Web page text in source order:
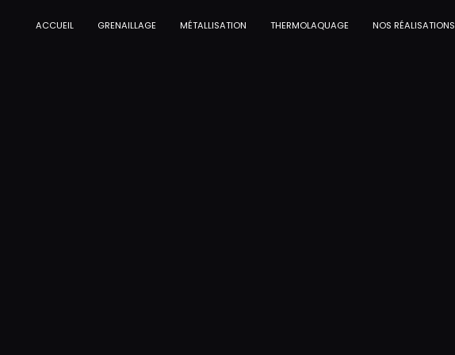
ACCUEIL GRENAILLAGE MÉTALLISATION THERMOLAQUAGE NOS RÉALISATIONS